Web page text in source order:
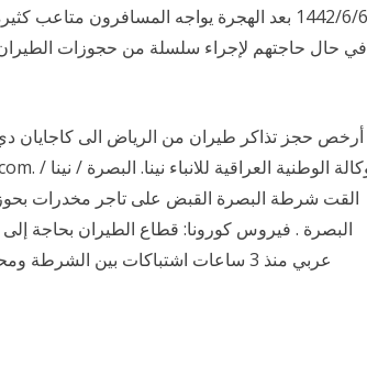
6‏‏/6‏‏/1442 بعد الهجرة يواجه المسافرون
في حال حاجتهم لإجراء سلسلة من حجوزات
أرخص حجز تذاكر طيران من الرياض الى
عربي منذ 3 ساعات اشتباكات بين